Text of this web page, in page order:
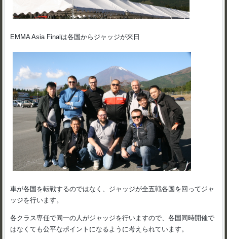
EMMA Asia Finalは各国からジャッジが来日
車が各国を転戦するのではなく、ジャッジが全五戦各国を回ってジャ
ッジを行います。
各クラス専任で同一の人がジャッジを行いますので、各国同時開催で
はなくても公平なポイントになるように考えられています。